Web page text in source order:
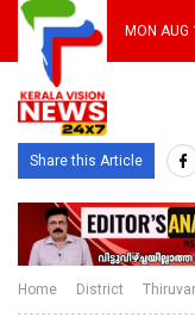
MON
Share this Article
Home District